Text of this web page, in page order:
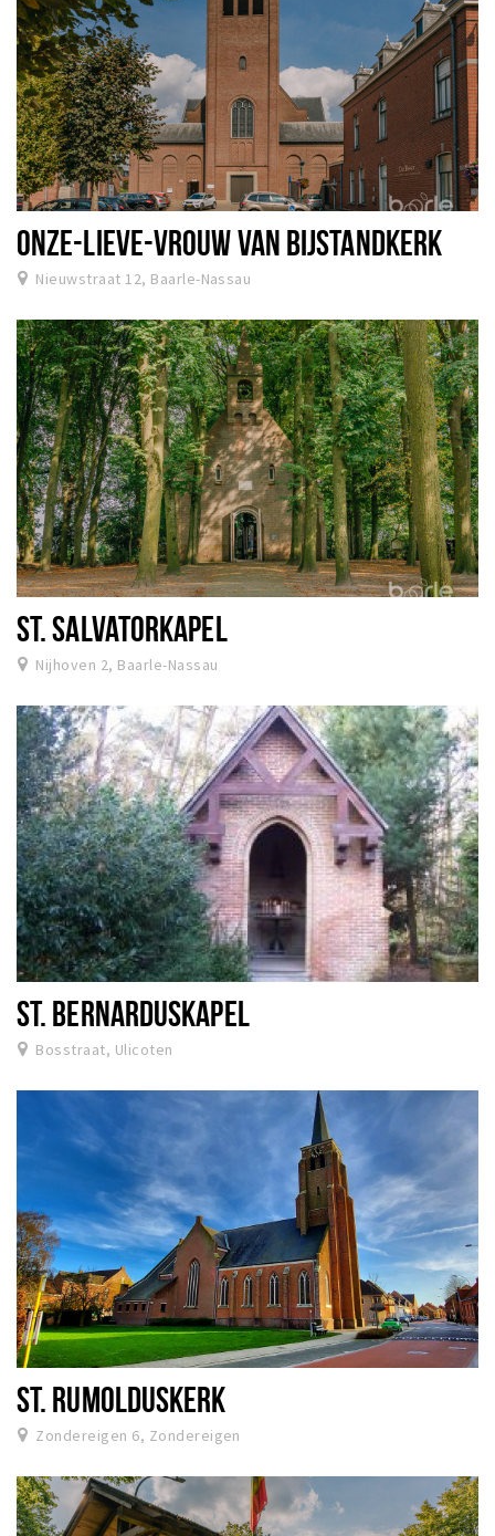
ONZE-LIEVE-VROUW VAN BIJSTANDKERK
Nieuwstraat 12, Baarle-Nassau
ST. SALVATORKAPEL
Nijhoven 2, Baarle-Nassau
ST. BERNARDUSKAPEL
Bosstraat, Ulicoten
ST. RUMOLDUSKERK
Zondereigen 6, Zondereigen